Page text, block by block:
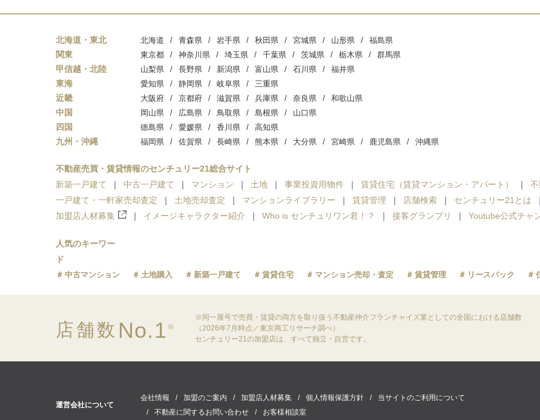
北海道・東北 北海道 青森県 岩手県 秋田県 宮城県 山形県 福島県
関東 東京都 神奈川県 埼玉県 千葉県 茨城県 栃木県 群馬県
甲信越・北陸 山梨県 長野県 新潟県 富山県 石川県 福井県
東海 愛知県 静岡県 岐阜県 三重県
近畿 大阪府 京都府 滋賀県 兵庫県 奈良県 和歌山県
中国 岡山県 広島県 鳥取県 島根県 山口県
四国 徳島県 愛媛県 香川県 高知県
九州・沖縄 福岡県 佐賀県 長崎県 熊本県 大分県 宮崎県 鹿児島県 沖縄県
不動産売買・賃貸情報のセンチュリー21総合サイト
新築一戸建て
中古一戸建て マンション 土地 事業投資用物件 賃貸住宅（賃貸マンション・アパート）
一戸建て・一軒家売却査定
土地売却査定 マンションライブラリー 賃貸管理 店舗検索 センチュリー21とは
加盟店人材募集
イメージキャラクター紹介 Who is センチュリワン君！？ 接客グランプリ Youtube公式チャ
人気のキーワー
ド
中古マンション 土地購入 新築一戸建て 賃貸住宅 マンション売却・査定 賃貸管理 リースバック
店舗数 No.1 ※
※同一屋号で売買・賃貸の両方を取り扱う不動産仲介フランチャイズ業としての全国における店舗数
（2026年7月時点／東京商工リサーチ調べ）
センチュリー21の加盟店は、すべて独立・自営です。
運営会社について
会社情報 加盟のご案内 加盟店人材募集 個人情報保護方針
当サイトのご利用について
不動産に関するお問い合わせ
お客様相談室